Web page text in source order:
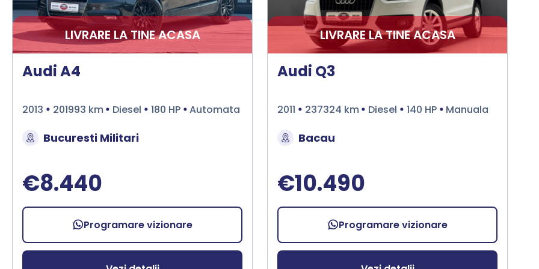
LIVRARE LA TINE ACASA
Audi A4
2013 201993 km Diesel 180 HP Automata
Bucuresti Militari
€8.440
Programare vizionare
LIVRARE LA TINE ACASA
Audi Q3
2011 237324 km Diesel 140 HP Manuala
Bacau
€10.490
Programare vizionare